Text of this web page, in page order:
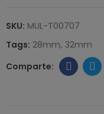
SKU: MUL-T00707
Tags: 28mm 32mm